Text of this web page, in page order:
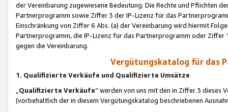
der Vereinbarung zugewiesene Bedeutung. Die Rechte und Pflichten
Partnerprogramm sowie Ziffer 3 der IP-Lizenz für das
Einschränkung von Ziffer 6 Abs. (a) der Vereinbarung wird hiermit
Partnerprogramm, die IP-Lizenz für das Partnerprogramm oder
gegen die Vereinbarung.
Vergütungskatalog für das
1. Qualifizierte Verkäufe und Qualifizierte Umsätze
Qualifizierte Verkäufe“ werden von uns mit den in Ziffer 3
(vorbehaltlich der in diesem Vergütungskatalog beschriebenen